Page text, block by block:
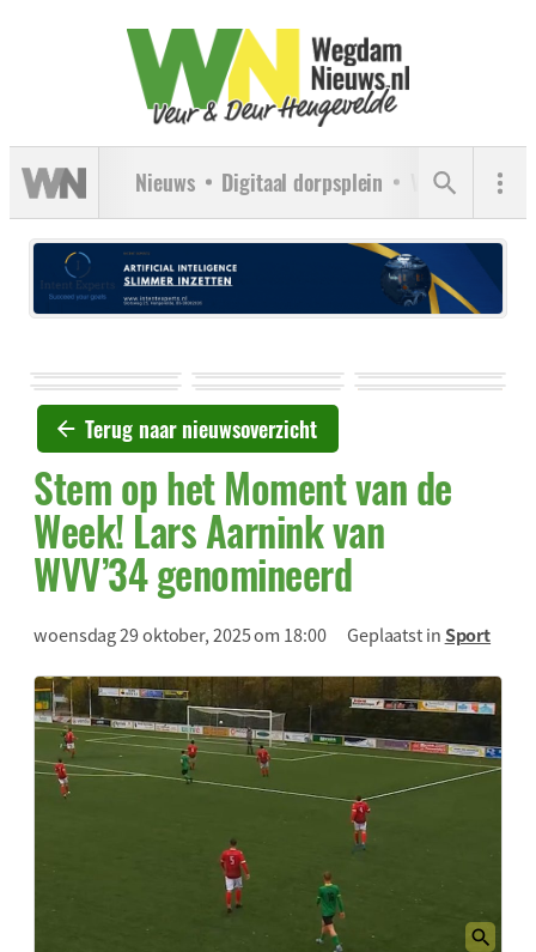
Nieuws Digitaal dorpsplein Verenigingen
Terug naar nieuwsoverzicht
Stem op het Moment van de
Week! Lars Aarnink van
WVV’34 genomineerd
woensdag 29 oktober, 2025 om 18:00 Geplaatst inSport